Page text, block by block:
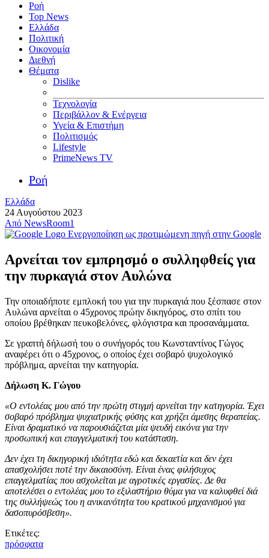
Ροή
Top News
Ελλάδα
Πολιτική
Οικονομία
Διεθνή
Θέματα
Dislike
Τεχνολογία
Περιβάλλον & Ενέργεια
Υγεία & Επιστήμη
Πολιτισμός
Lifestyle
PrimeNews TV
Ροή
Ελλάδα
24 Αυγούστου 2023
Από NewsRoom1
Ενεργοποίηση ως προτιμώμενη πηγή στην Google
Αρνείται τον εμπρησμό ο συλληφθείς για
την πυρκαγιά στον Αυλώνα
Την οποιαδήποτε εμπλοκή του για την πυρκαγιά που ξέσπασε στον
Αυλώνα αρνείται ο 45χρονος πρώην δικηγόρος, στο σπίτι του
οποίου βρέθηκαν πευκοβελόνες, φλόγιστρα και προσανάμματα.
Σε γραπτή δήλωσή του ο συνήγορός του Κωνσταντίνος Γώγος
αναφέρει ότι ο 45χρονος, ο οποίος έχει σοβαρό ψυχολογικό
πρόβλημα, αρνείται την κατηγορία.
Δήλωση Κ. Γώγου
«Ο εντολέας μου από την πρώτη στιγμή αρνείται την κατηγορία. Έχει
σοβαρό πρόβλημα ψυχιατρικής φύσης και χρήζει άμεσης θεραπείας.
Είναι δραματικό να παρουσιάζεται μία ψευδή εικόνα για την
προσωπική και επαγγελματική του κατάσταση.
Δεν έχει τη δικηγορική ιδιότητα εδώ και δεκαετία και δεν έχει
απασχολήσει ποτέ την δικαιοσύνη. Είναι ένας φιλήσυχος
επαγγελματίας που ασχολείται με αγροτικές εργασίες. Δε θα
αποτελέσει ο εντολέας μου το εξιλαστήριο θύμα για να καλυφθεί διά
της συλλήψεώς του η ανικανότητα του κρατικού μηχανισμού για
δασοπυρόσβεση».
Ετικέτες:
πρόσφατα